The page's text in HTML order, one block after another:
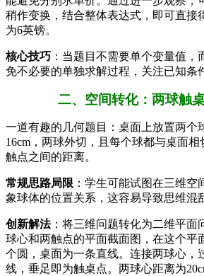
稍作变换，结合整体表达式，即可直接
为6英镑。
核心技巧 ：当题目不需要单个变量值，
免不必要的单独求解过程，关注已知条
二、空间转化：两球触
一道有趣的几何题目：桌面上放置两个
16cm，两球外切，且每个球都与桌面
触点之间的距离。
常规思路局限 ：学生可能试图在三维
象球体的位置关系，这容易导致思维混
创新解法：将三维问题转化为二维平面
球心和两触点的平面截面图，在这个平
个圆，桌面为一条直线。连接两球心，
线，垂足即为触桌点。两球心距离为